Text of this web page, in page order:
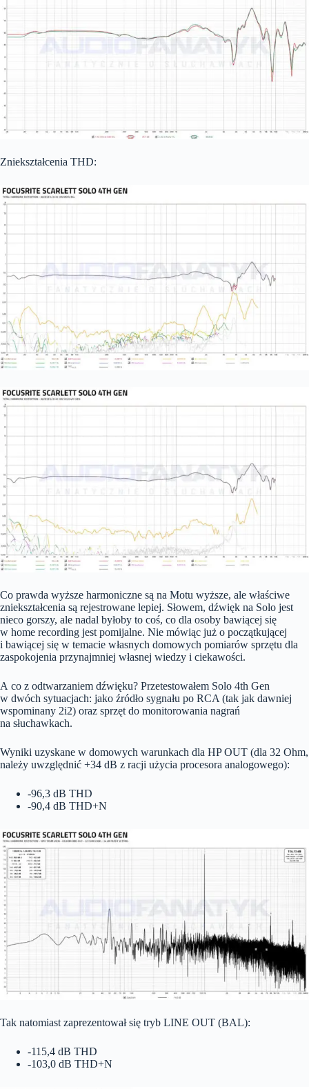
Zniekształcenia THD:
Co prawda wyższe harmoniczne są na Motu wyższe, ale właściwe
zniekształcenia są rejestrowane lepiej. Słowem, dźwięk na Solo jest
nieco gorszy, ale nadal byłoby to coś, co dla osoby bawiącej się
w home recording jest pomijalne. Nie mówiąc już o początkującej
i bawiącej się w temacie własnych domowych pomiarów sprzętu dla
zaspokojenia przynajmniej własnej wiedzy i ciekawości.
A co z odtwarzaniem dźwięku? Przetestowałem Solo 4th Gen
w dwóch sytuacjach: jako źródło sygnału po RCA (tak jak dawniej
wspominany 2i2) oraz sprzęt do monitorowania nagrań
na słuchawkach.
Wyniki uzyskane w domowych warunkach dla HP OUT (dla 32 Ohm,
należy uwzględnić +34 dB z racji użycia procesora analogowego):
-96,3 dB THD
-90,4 dB THD+N
Tak natomiast zaprezentował się tryb LINE OUT (BAL):
-115,4 dB THD
-103,0 dB THD+N